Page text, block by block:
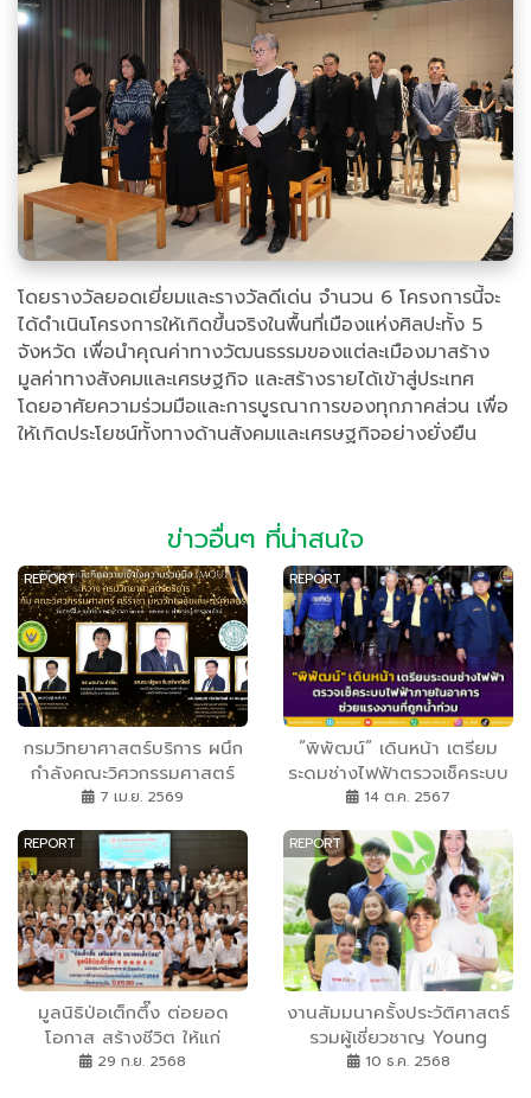
โดยรางวัลยอดเยี่ยมและรางวัลดีเด่น จำนวน 6 โครงการนี้จะ
ได้ดำเนินโครงการให้เกิดขึ้นจริงในพื้นที่เมืองแห่งศิลปะทั้ง 5
จังหวัด เพื่อนำคุณค่าทางวัฒนธรรมของแต่ละเมืองมาสร้าง
มูลค่าทางสังคมและเศรษฐกิจ และสร้างรายได้เข้าสู่ประเทศ
โดยอาศัยความร่วมมือและการบูรณาการของทุกภาคส่วน เพื่อ
ให้เกิดประโยชน์ทั้งทางด้านสังคมและเศรษฐกิจอย่างยั่งยืน
ข่าวอื่นๆ ที่น่าสนใจ
REPORT
กรมวิทยาศาสตร์บริการ ผนึก
กำลังคณะวิศวกรรมศาสตร์
ศรีราชา มหาวิทยาลัย
ครั้งสำคัญ ขับเคลื่อนความ
ร่วมมือด้านวิทยาศาสตร์
เทคโนโลยี และการวิจัย สู่การ
ยกระดับหน่วยตรวจสอบและ
รับรองตามมาตรฐานสากล
7 เม.ย. 2569
REPORT
”พิพัฒน์” เดินหน้า เตรียม
ระดมช่างไฟฟ้าตรวจเช็คระบบ
ไฟฟ้าภายในอาคาร ช่วย
14 ต.ค. 2567
REPORT
มูลนิธิป่อเต็กตึ๊ง ต่อยอด
โอกาส สร้างชีวิต ให้แก่
เยาวชนที่ประพฤติดีแต่
29 ก.ย. 2568
REPORT
งานสัมมนาครั้งประวัติศาสตร์
รวมผู้เชี่ยวชาญ Young
Smart Farmer ภาครัฐ–
10 ธ.ค. 2568